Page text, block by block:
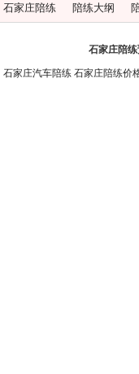
石家庄陪练 陪练大纲
石家庄陪
石家庄汽车陪练 石家庄陪练价